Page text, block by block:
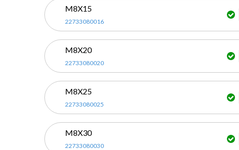
M8X15
22733080016
M8X20
22733080020
M8X25
22733080025
M8X30
22733080030